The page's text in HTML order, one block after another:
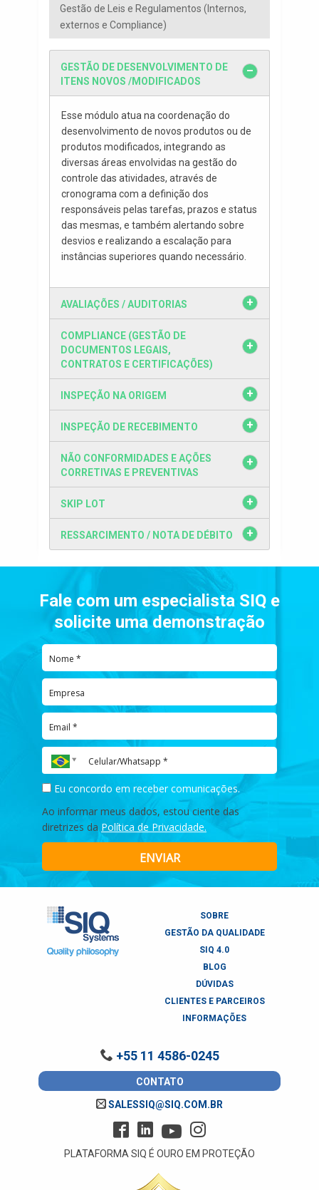
Gestão de Leis e Regulamentos (Internos,
externos e Compliance)
GESTÃO DE DESENVOLVIMENTO DE
ITENS NOVOS /MODIFICADOS
Esse módulo atua na coordenação do
desenvolvimento de novos produtos ou de
produtos modificados, integrando as
diversas áreas envolvidas na gestão do
controle das atividades, através de
cronograma com a definição dos
responsáveis pelas tarefas, prazos e status
das mesmas, e também alertando sobre
desvios e realizando a escalação para
instâncias superiores quando necessário.
AVALIAÇÕES / AUDITORIAS
COMPLIANCE (GESTÃO DE
DOCUMENTOS LEGAIS,
CONTRATOS E CERTIFICAÇÕES)
INSPEÇÃO NA ORIGEM
INSPEÇÃO DE RECEBIMENTO
NÃO CONFORMIDADES E AÇÕES
CORRETIVAS E PREVENTIVAS
SKIP LOT
RESSARCIMENTO / NOTA DE DÉBITO
Fale com um especialista SIQ e
solicite uma demonstração
Eu concordo em receber comunicações.
Ao informar meus dados, estou ciente das
diretrizes da Política de Privacidade.
ENVIAR
SOBRE
GESTÃO DA QUALIDADE
SIQ 4.0
BLOG
DÚVIDAS
CLIENTES E PARCEIROS
INFORMAÇÕES
+55 11 4586-0245
CONTATO
SALESSIQ@SIQ.COM.BR
PLATAFORMA SIQ É OURO EM PROTEÇÃO